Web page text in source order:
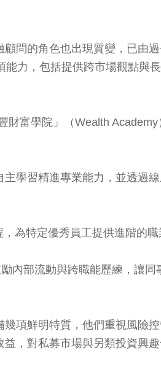
問的角色也出現質變，已由
力，包括提供跨市場觀點與
富學院」（Wealth
學習精進專業能力，並透過
為特定優秀員工提供進階的
內部流動與跨職能歷練，讓
項鮮明特質，他們重視風險
，對私募市場與另類投資興趣